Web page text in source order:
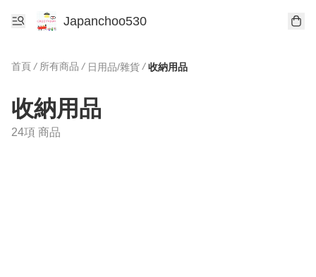
Japanchoo530
首頁 / 所有商品 / 日用品/雜貨 / 收納用品
收納用品
24項 商品